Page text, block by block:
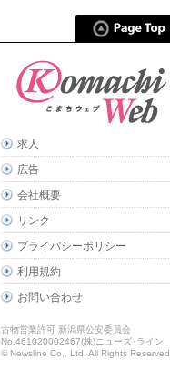
求人
広告
会社概要
リンク
プライバシーポリシー
利用規約
お問い合わせ
古物営業許可 新潟県公安委員会
No.461020002467(株)ニューズ･ライン
© Newsline Co., Ltd. All Rights Reserved.